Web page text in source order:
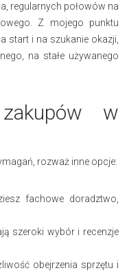
regularnych połowów na
Z mojego punktu
start i na szukanie okazji,
na stałe używanego
w
rozważ inne opcje:
fachowe doradztwo,
szeroki wybór i recenzje
obejrzenia sprzętu i